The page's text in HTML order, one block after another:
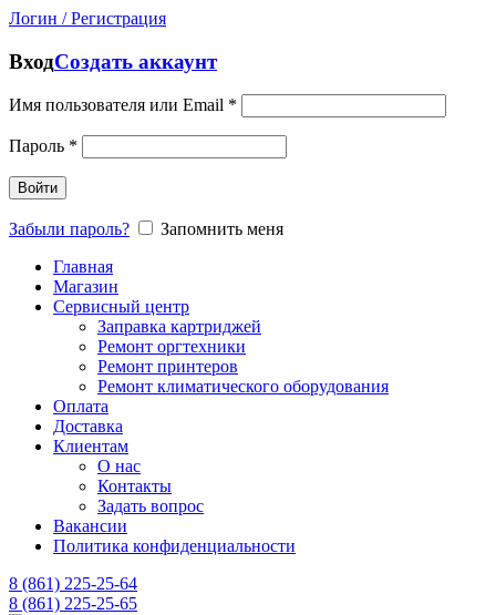
Логин / Регистрация
ВходСоздать аккаунт
Имя пользователя или Email *
Пароль *
Войти
Забыли пароль?
Запомнить меня
Главная
Магазин
Сервисный центр
Заправка картриджей
Ремонт оргтехники
Ремонт принтеров
Ремонт климатического оборудования
Оплата
Доставка
Клиентам
О нас
Контакты
Задать вопрос
Вакансии
Политика конфиденциальности
8 (861) 225-25-64
8 (861) 225-25-65